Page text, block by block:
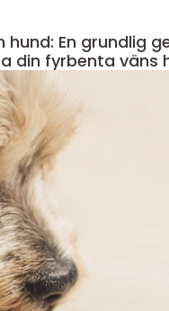
hund: En grundlig
din fyrbenta väns